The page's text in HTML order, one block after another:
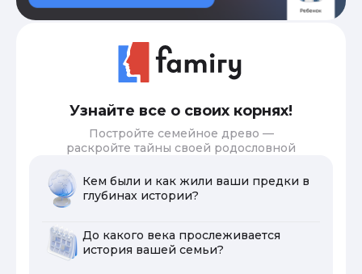
Узнайте все о своих корнях!
Постройте семейное древо —
раскройте тайны своей родословной
Кем были и как жили ваши предки в
глубинах истории?
До какого века прослеживается
история вашей семьи?